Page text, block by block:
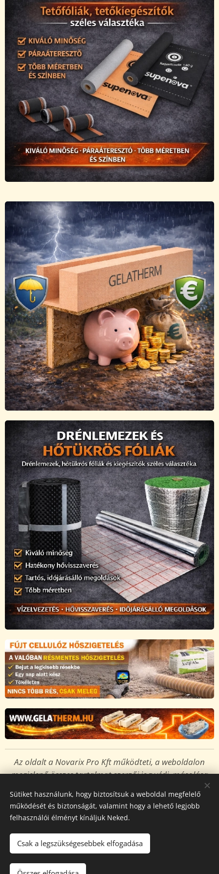
Az oldalt a Novarix Pro Kft működteti, a weboldalon
megjelenő összes tartalmatszerzői jog védi,másolása
Sütik
Nyelvek
Sütiket használunk, hogy biztosítsuk a weboldal megfelelő
működését és biztonságát, valamint hogy a lehető legjobb
felhasználói élményt kínáljuk Neked.
Csak a legszükségesebbek elfogadása